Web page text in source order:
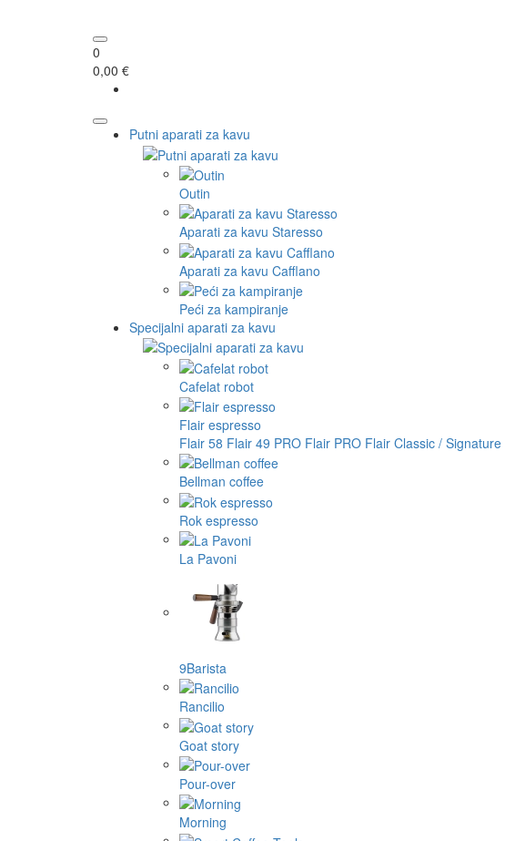
0
0,00 €
Putni aparati za kavu
Outin
Aparati za kavu Staresso
Aparati za kavu Cafflano
Peći za kampiranje
Specijalni aparati za kavu
Cafelat robot
Flair espresso
Flair 58 Flair 49 PRO Flair PRO Flair Classic / Signature
Bellman coffee
Rok espresso
La Pavoni
9Barista
Rancilio
Goat story
Pour-over
Morning